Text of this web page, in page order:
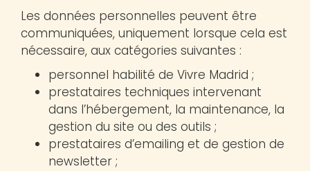
Les données personnelles peuvent être
communiquées, uniquement lorsque cela est
nécessaire, aux catégories suivantes :
personnel habilité de Vivre Madrid ;
prestataires techniques intervenant
dans l’hébergement, la maintenance, la
gestion du site ou des outils ;
prestataires d’emailing et de gestion de
newsletter ;